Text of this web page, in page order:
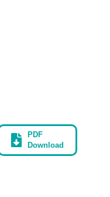
PDF
Download